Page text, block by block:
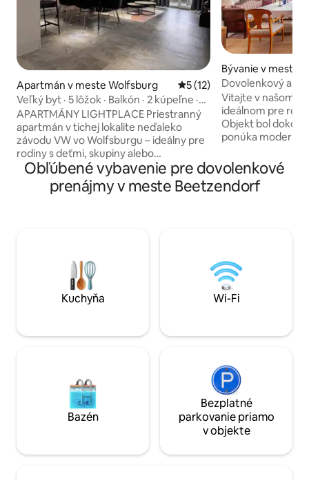
Apartmán v meste Wolfsburg Priemerné ohodnotenie 5
5 (12)
Veľký byt · 5 lôžok · Balkón · 2 kúpeľne ·
Parkovisko
APARTMÁNY LIGHTPLACE Priestranný
apartmán v tichej lokalite neďaleko
závodu VW vo Wolfsburgu – ideálny pre
rodiny s deťmi, skupiny alebo
obchodných cestujúcich. Veľký balkón,
dostatok priestoru a moderný komfort
zabezpečujú pokojný pobyt.
postele • Veľký balkón • Kuchyňa,
umývačka riadu a plne automatický
kávovar • 2 kúpeľne, sprcha, vaňa, •
práčka, • Wi-Fi a smart televízor so
Bývanie v meste
z
Dovolenkový
Vitajte v našom
ideálnom pre
Objekt bol
ponúka moderné
priestranný
jedálenský
kuchyňou, štyri
výhľadom na
Obľúbené vybavenie pre dovolenkové
prenájmy v meste Beetzendorf
Kuchyňa Wi-Fi
Bazén
Bezplatné
parkovanie priamo
v objekte